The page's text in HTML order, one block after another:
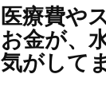
医療費や
お金が、
気がして